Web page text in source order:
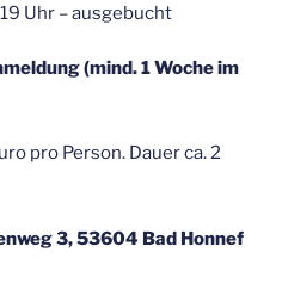
Uhr – ausgebucht
(mind. 1 Woche im
pro Person. Dauer ca. 2
3, 53604 Bad Honnef